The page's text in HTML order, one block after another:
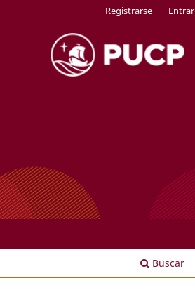
Buscar
Registrarse Entrar